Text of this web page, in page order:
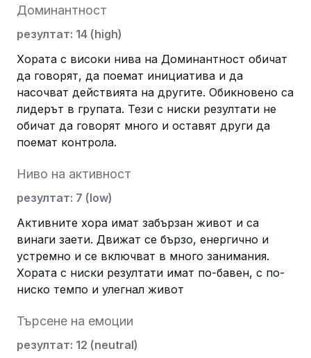
Доминантност
резултат: 14 (high)
Хората с високи нива на Доминантност обичат
да говорят, да поемат инициатива и да
насочват действията на другите. Обикновено са
лидерът в групата. Тези с ниски резултати не
обичат да говорят много и оставят други да
поемат контрола.
Ниво на активност
резултат: 7 (low)
Активните хора имат забързан живот и са
винаги заети. Движат се бързо, енергично и
устремно и се включват в много занимания.
Хората с ниски резултати имат по-бавен, с по-
ниско темпо и улегнал живот
Търсене на емоции
резултат: 12 (neutral)